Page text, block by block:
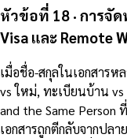
หัวข้อที่ 18 · การจั
Visa และ Remote
เมื่อชื่อ-สกุลในเอกสารห
vs ใหม่, ทะเบียนบ้าน
and the Same
เอกสารถูกตีกลับจากปล